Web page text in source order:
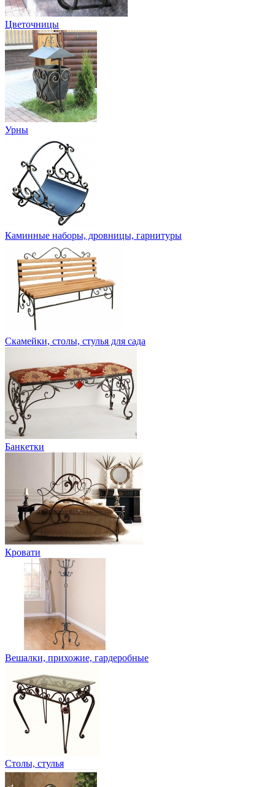
Цветочницы
Урны
Каминные наборы, дровницы, гарнитуры
Скамейки, столы, стулья для сада
Банкетки
Кровати
Вешалки, прихожие, гардеробные
Столы, стулья